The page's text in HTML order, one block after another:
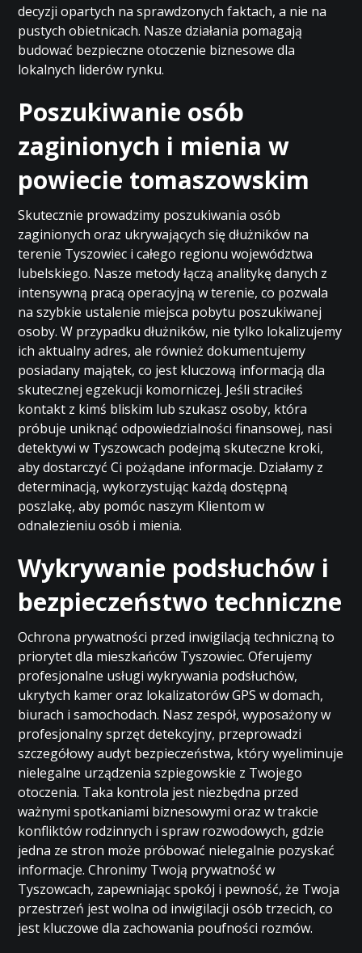
decyzji opartych na sprawdzonych faktach, a nie na
pustych obietnicach. Nasze działania pomagają
budować bezpieczne otoczenie biznesowe dla
lokalnych liderów rynku.
Poszukiwanie osób
zaginionych i mienia w
powiecie tomaszowskim
Skutecznie prowadzimy poszukiwania osób
zaginionych oraz ukrywających się dłużników na
terenie Tyszowiec i całego regionu województwa
lubelskiego. Nasze metody łączą analitykę danych z
intensywną pracą operacyjną w terenie, co pozwala
na szybkie ustalenie miejsca pobytu poszukiwanej
osoby. W przypadku dłużników, nie tylko lokalizujemy
ich aktualny adres, ale również dokumentujemy
posiadany majątek, co jest kluczową informacją dla
skutecznej egzekucji komorniczej. Jeśli straciłeś
kontakt z kimś bliskim lub szukasz osoby, która
próbuje uniknąć odpowiedzialności finansowej, nasi
detektywi w Tyszowcach podejmą skuteczne kroki,
aby dostarczyć Ci pożądane informacje. Działamy z
determinacją, wykorzystując każdą dostępną
poszlakę, aby pomóc naszym Klientom w
odnalezieniu osób i mienia.
Wykrywanie podsłuchów i
bezpieczeństwo techniczne
Ochrona prywatności przed inwigilacją techniczną to
priorytet dla mieszkańców Tyszowiec. Oferujemy
profesjonalne usługi wykrywania podsłuchów,
ukrytych kamer oraz lokalizatorów GPS w domach,
biurach i samochodach. Nasz zespół, wyposażony w
profesjonalny sprzęt detekcyjny, przeprowadzi
szczegółowy audyt bezpieczeństwa, który wyeliminuje
nielegalne urządzenia szpiegowskie z Twojego
otoczenia. Taka kontrola jest niezbędna przed
ważnymi spotkaniami biznesowymi oraz w trakcie
konfliktów rodzinnych i spraw rozwodowych, gdzie
jedna ze stron może próbować nielegalnie pozyskać
informacje. Chronimy Twoją prywatność w
Tyszowcach, zapewniając spokój i pewność, że Twoja
przestrzeń jest wolna od inwigilacji osób trzecich, co
jest kluczowe dla zachowania poufności rozmów.